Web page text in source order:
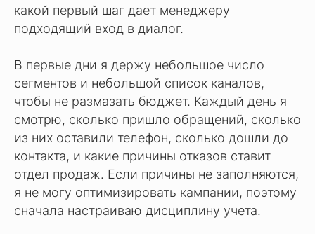
какой первый шаг дает менеджеру
подходящий вход в диалог.
В первые дни я держу небольшое число
сегментов и небольшой список каналов,
чтобы не размазать бюджет. Каждый день я
смотрю, сколько пришло обращений, сколько
из них оставили телефон, сколько дошли до
контакта, и какие причины отказов ставит
отдел продаж. Если причины не заполняются,
я не могу оптимизировать кампании, поэтому
сначала настраиваю дисциплину учета.